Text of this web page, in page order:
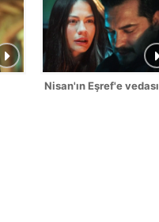
Nisan'ın Eşref'e